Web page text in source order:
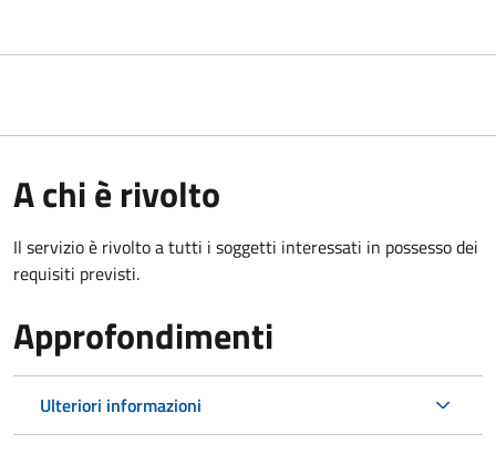
A chi è rivolto
Il servizio è rivolto a tutti i soggetti interessati in possesso dei
requisiti previsti.
Approfondimenti
Ulteriori informazioni